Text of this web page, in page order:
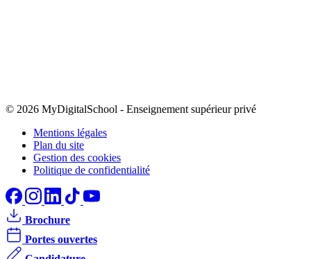
© 2026 MyDigitalSchool - Enseignement supérieur privé
Mentions légales
Plan du site
Gestion des cookies
Politique de confidentialité
Brochure
Portes ouvertes